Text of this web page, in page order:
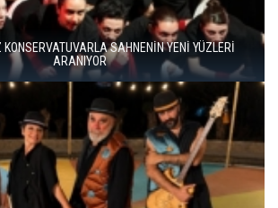
KEZ DAHA TİYATRONUN SAHNESİ OLUYOR